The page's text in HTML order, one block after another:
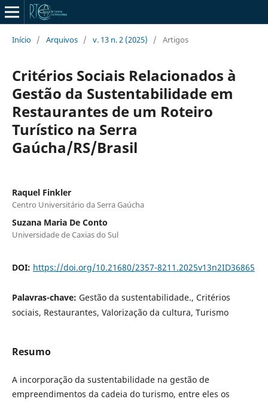
Início / Arquivos / v. 13 n. 2 (2025) / Artigos
Critérios Sociais Relacionados à
Gestão da Sustentabilidade em
Restaurantes de um Roteiro
Turístico na Serra
Gaúcha/RS/Brasil
Raquel Finkler
Centro Universitário da Serra Gaúcha
Suzana Maria De Conto
Universidade de Caxias do Sul
DOI: https://doi.org/10.21680/2357-8211.2025v13n2ID36865
Palavras-chave: Gestão da sustentabilidade., Critérios
sociais, Restaurantes, Valorização da cultura, Turismo
Resumo
A incorporação da sustentabilidade na gestão de
empreendimentos da cadeia do turismo, entre eles os